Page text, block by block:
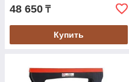
48 650 ₸
Купить